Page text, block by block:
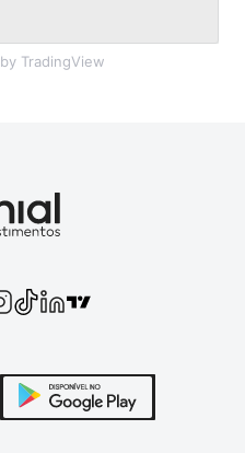
by TradingView